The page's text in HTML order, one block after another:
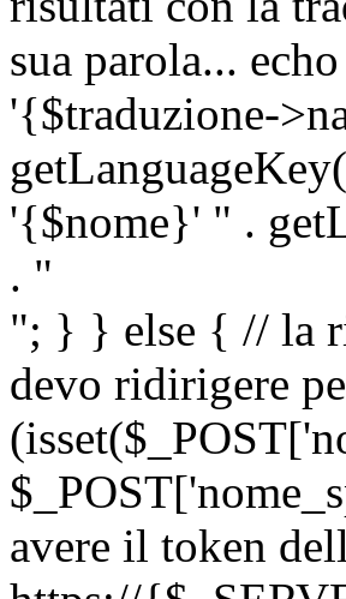
sua parola...
'{$traduzione-
'{$nome}' " .
. "
"; } } else { // la
devo ridirigere
avere il token